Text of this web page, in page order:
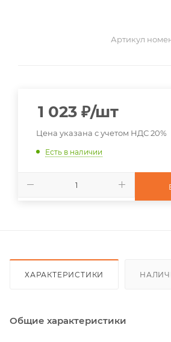
Артикул
1 023 ₽/шт
Цена указана с учетом НДС 20%
Есть в наличии
ХАРАКТЕРИСТИКИ
Общие характеристики